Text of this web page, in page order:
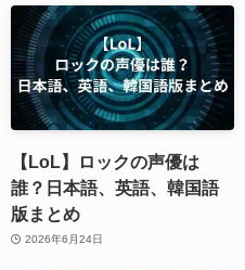
【LoL】ロックの声優は
誰？日本語、英語、韓国語
版まとめ
2026年6月24日